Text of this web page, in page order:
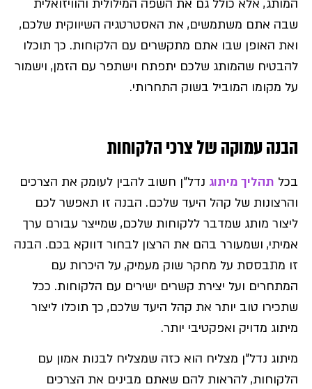
המותג, אלא כולל גם את השפה המילולית והוויזואלית
שבה אתם משתמשים, את האסטרטגיה השיווקית שלכם,
ואת האופן שבו אתם מתקשרים עם הלקוחות. כך תוכלו
להבטיח שהמותג שלכם יתפתח וישתפר עם הזמן, וישמור
על מקומו המוביל בשוק התחרותי.
הבנה עמוקה של צרכי הלקוחות
בכל תהליך מיתוג נדל"ן חשוב להבין לעומק את הצרכים
והרצונות של קהל היעד שלכם. הבנה זו תאפשר לכם
ליצור מותג שמדבר ללקוחות שלכם, שמייצר עבורם ערך
אמיתי, ושמעורר בהם את הרצון לבחור דווקא בכם. הבנה
זו מתבססת על מחקר שוק מעמיק, על היכרות עם
המתחרים ועל יצירת קשרים ישירים עם הלקוחות. ככל
שתכירו טוב יותר את קהל היעד שלכם, כך תוכלו ליצור
מיתוג מדויק ואפקטיבי יותר.
מיתוג נדל"ן מצליח הוא כזה שמצליח לבנות אמון עם
הלקוחות, להראות להם שאתם מבינים את הצרכים